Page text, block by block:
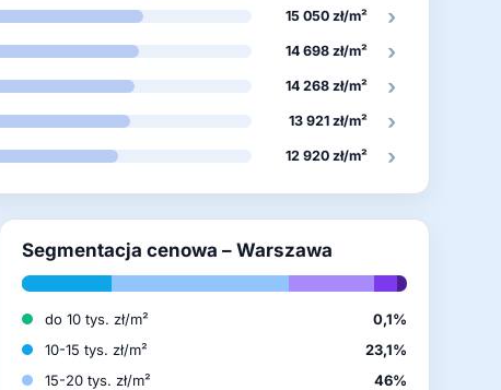
15 050 zł/m² ›
14 698 zł/m² ›
14 268 zł/m² ›
13 921 zł/m² ›
12 920 zł/m² ›
Segmentacja cenowa – Warszawa
do 10 tys. zł/m²
0,1%
10-15 tys. zł/m²
23,1%
15-20 tys. zł/m²
46%